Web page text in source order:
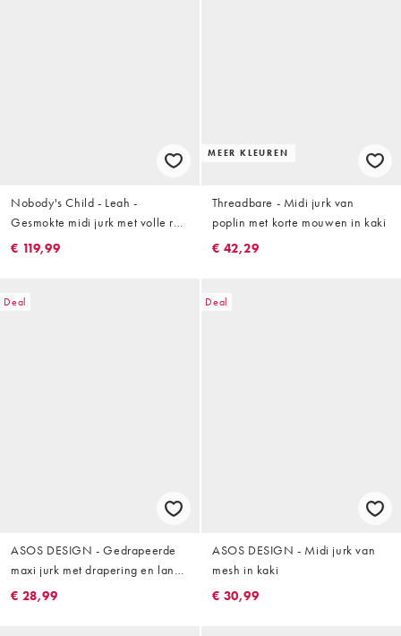
Nobody's Child - Leah -
Gesmokte midi jurk met volle rok
in kaki
€ 119,99
MEER KLEUREN
Threadbare - Midi jurk van
poplin met korte mouwen in kaki
€ 42,29
Deal
ASOS DESIGN - Gedrapeerde
maxi jurk met drapering en lange
mouwen in chocoladebruin
€ 28,99
Deal
ASOS DESIGN - Midi jurk van
mesh in kaki
€ 30,99